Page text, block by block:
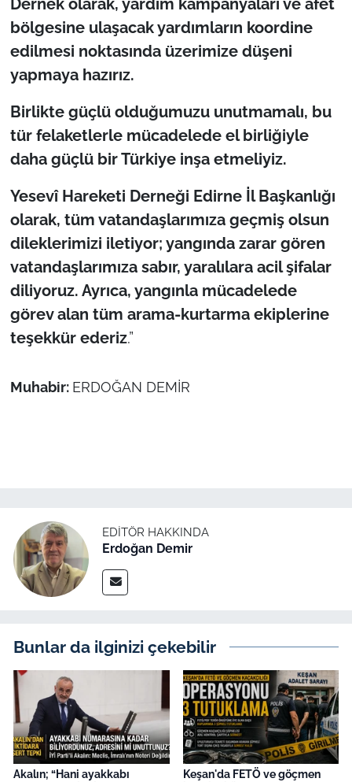
Dernek olarak, yardım kampanyaları ve afet
bölgesine ulaşacak yardımların koordine
edilmesi noktasında üzerimize düşeni
yapmaya hazırız.
Birlikte güçlü olduğumuzu unutmamalı, bu
tür felaketlerle mücadelede el birliğiyle
daha güçlü bir Türkiye inşa etmeliyiz.
Yesevî Hareketi Derneği Edirne İl Başkanlığı
olarak, tüm vatandaşlarımıza geçmiş olsun
dileklerimizi iletiyor; yangında zarar gören
vatandaşlarımıza sabır, yaralılara acil şifalar
diliyoruz. Ayrıca, yangınla mücadelede
görev alan tüm arama-kurtarma ekiplerine
teşekkür ederiz.”
Muhabir: ERDOĞAN DEMİR
EDITÖR HAKKINDA
Erdoğan Demir
Bunlar da ilginizi çekebilir
Akalın; “Hani ayakkabı
Keşan'da FETÖ ve göçmen